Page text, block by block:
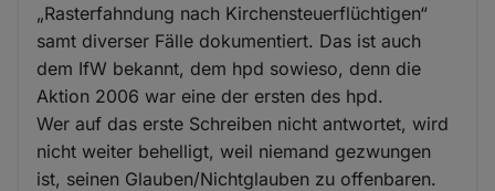
„Rasterfahndung nach Kirchensteuerflüchtigen“
samt diverser Fälle dokumentiert. Das ist auch
dem IfW bekannt, dem hpd sowieso, denn die
Aktion 2006 war eine der ersten des hpd.
Wer auf das erste Schreiben nicht antwortet, wird
nicht weiter behelligt, weil niemand gezwungen
ist, seinen Glauben/Nichtglauben zu offenbaren.